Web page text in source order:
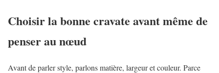
Choisir la bonne cravate avant même de
penser au nœud
Avant de parler style, parlons matière, largeur et couleur. Parce